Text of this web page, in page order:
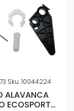
Sku.10044224
ALAVANCA
ECOSPORT